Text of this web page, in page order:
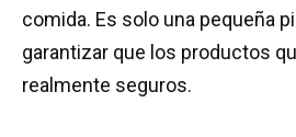
comida. Es solo una pequeña
garantizar que los productos
realmente seguros.